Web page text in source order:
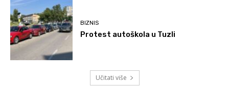
BIZNIS
Protest autoškola u Tuzli
Učitati više